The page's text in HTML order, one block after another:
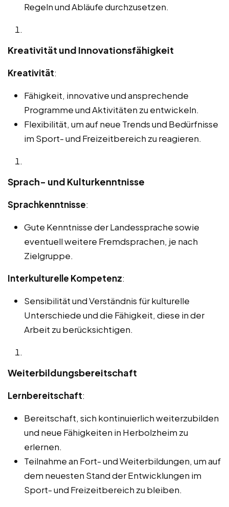
Regeln und Abläufe durchzusetzen.
Kreativität und Innovationsfähigkeit
Kreativität:
Fähigkeit, innovative und ansprechende
Programme und Aktivitäten zu entwickeln.
Flexibilität, um auf neue Trends und Bedürfnisse
im Sport- und Freizeitbereich zu reagieren.
Sprach- und Kulturkenntnisse
Sprachkenntnisse:
Gute Kenntnisse der Landessprache sowie
eventuell weitere Fremdsprachen, je nach
Zielgruppe.
Interkulturelle Kompetenz:
Sensibilität und Verständnis für kulturelle
Unterschiede und die Fähigkeit, diese in der
Arbeit zu berücksichtigen.
Weiterbildungsbereitschaft
Lernbereitschaft:
Bereitschaft, sich kontinuierlich weiterzubilden
und neue Fähigkeiten in Herbolzheim zu
erlernen.
Teilnahme an Fort- und Weiterbildungen, um auf
dem neuesten Stand der Entwicklungen im
Sport- und Freizeitbereich zu bleiben.